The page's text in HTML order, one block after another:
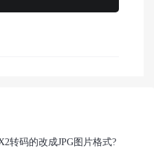
转码的改成JPG图片格式?